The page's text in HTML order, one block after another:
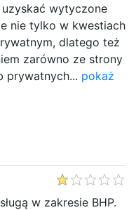
wytyczone
nie tylko w kwestiach
dlatego też
zarówno ze strony
prywatnych... pokaż
w zakresie BHP.